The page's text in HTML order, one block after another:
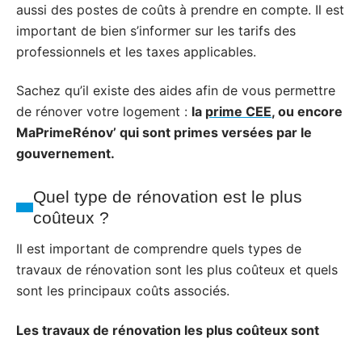
aussi des postes de coûts à prendre en compte. Il est
important de bien s’informer sur les tarifs des
professionnels et les taxes applicables.
Sachez qu’il existe des aides afin de vous permettre
de rénover votre logement : la prime CEE, ou encore
MaPrimeRénov’ qui sont primes versées par le
gouvernement.
Quel type de rénovation est le plus
coûteux ?
Il est important de comprendre quels types de
travaux de rénovation sont les plus coûteux et quels
sont les principaux coûts associés.
Les travaux de rénovation les plus coûteux sont